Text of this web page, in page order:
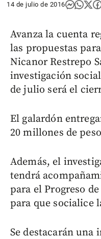
14 de julio de 2016
Avanza la cuenta
las propuestas
Nicanor Restrepo
investigación
de julio será el
El galardón
20 millones de
Además, el
tendrá
para el Progreso
para que socialice
Se destacarán una